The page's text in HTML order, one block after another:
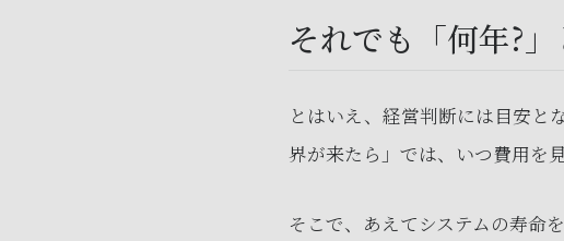
それでも「何年?
とはいえ、経営判断には目安と
界が来たら」では、いつ費用を
そこで、あえてシステムの寿命